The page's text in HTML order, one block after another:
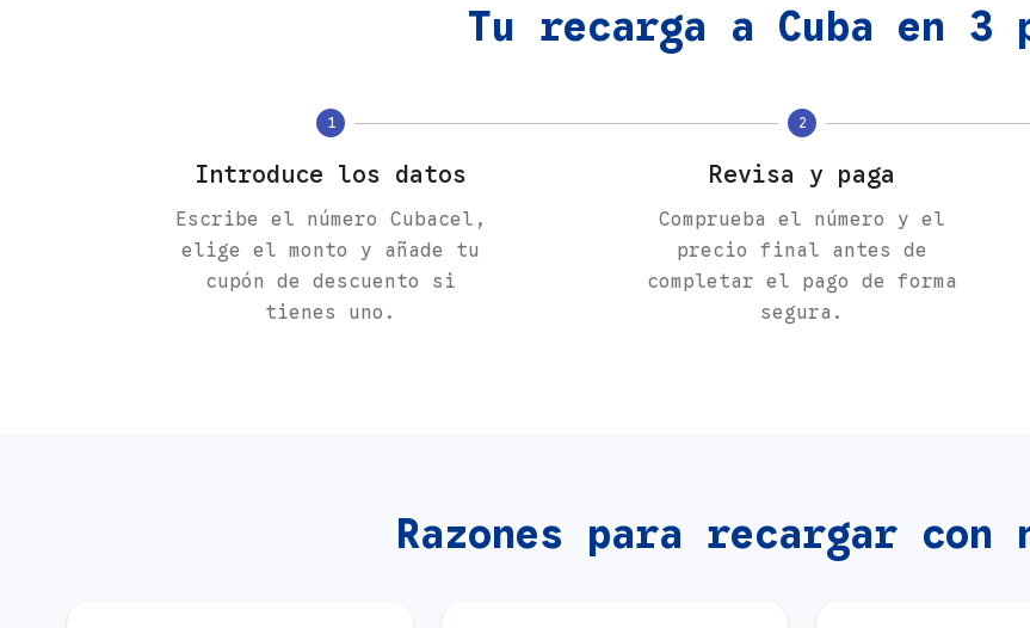
Tu recarga a Cuba en 3
1
Introduce los datos
Escribe el número Cubacel,
elige el monto y añade tu
cupón de descuento si
tienes uno.
2
Revisa y paga
Comprueba el número y el
precio final antes de
completar el pago de forma
segura.
Razones para recargar con